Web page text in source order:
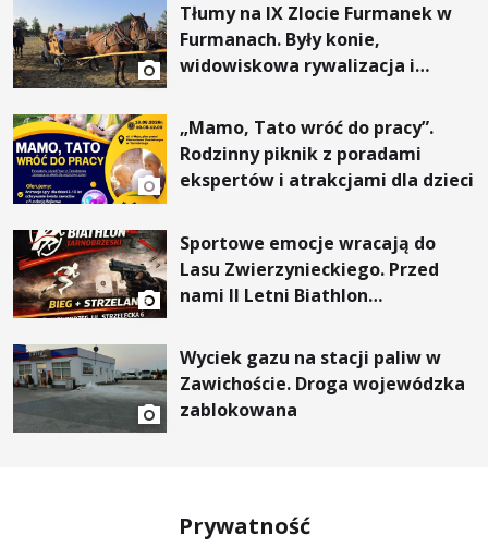
Tłumy na IX Zlocie Furmanek w
Furmanach. Były konie,
widowiskowa rywalizacja i
„Mamo, Tato wróć do pracy”.
Rodzinny piknik z poradami
ekspertów i atrakcjami dla dzieci
Sportowe emocje wracają do
Lasu Zwierzynieckiego. Przed
nami II Letni Biathlon
Wyciek gazu na stacji paliw w
Zawichoście. Droga wojewódzka
zablokowana
Prywatność